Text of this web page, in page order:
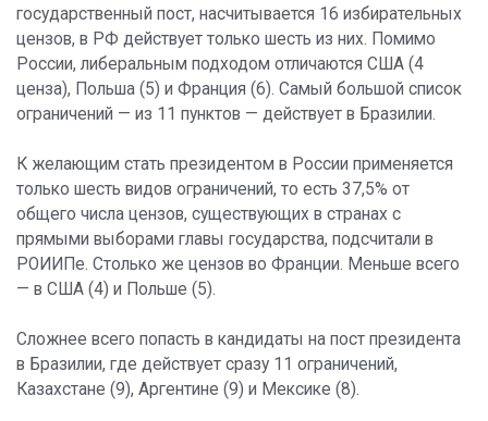
государственный пост, насчитывается 16 избирательных
цензов, в РФ действует только шесть из них. Помимо
России, либеральным подходом отличаются США (4
ценза), Польша (5) и Франция (6). Самый большой список
ограничений — из 11 пунктов — действует в Бразилии.
К желающим стать президентом в России применяется
только шесть видов ограничений, то есть 37,5% от
общего числа цензов, существующих в странах с
прямыми выборами главы государства, подсчитали в
РОИИПе. Столько же цензов во Франции. Меньше всего
— в США (4) и Польше (5).
Сложнее всего попасть в кандидаты на пост президента
в Бразилии, где действует сразу 11 ограничений,
Казахстане (9), Аргентине (9) и Мексике (8).